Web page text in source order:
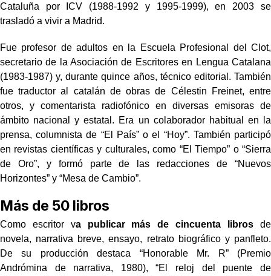
Cataluña por ICV (1988-1992 y 1995-1999), en 2003 se
trasladó a vivir a Madrid.
Fue profesor de adultos en la Escuela Profesional del Clot,
secretario de la Asociación de Escritores en Lengua Catalana
(1983-1987) y, durante quince años, técnico editorial. También
fue traductor al catalán de obras de Célestin Freinet, entre
otros, y comentarista radiofónico en diversas emisoras de
ámbito nacional y estatal. Era un colaborador habitual en la
prensa, columnista de “El País” o el “Hoy”. También participó
en revistas científicas y culturales, como “El Tiempo” o “Sierra
de Oro”, y formó parte de las redacciones de “Nuevos
Horizontes” y “Mesa de Cambio”.
Más de 50 libros
Como escritor va publicar más de cincuenta libros de
novela, narrativa breve, ensayo, retrato biográfico y panfleto.
De su producción destaca “Honorable Mr. R” (Premio
Andrómina de narrativa, 1980), “El reloj del puente de